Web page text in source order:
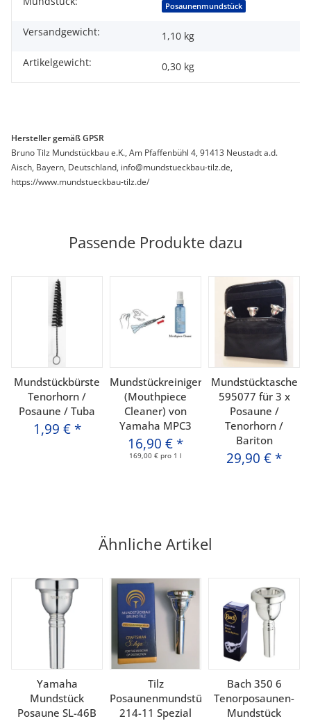
Produkteigenschaft
Wert Posaunenmundstück
Versandgewicht:
1,10 kg
Artikelgewicht:
0,30 kg
Hersteller gemäß GPSR
Bruno Tilz Mundstückbau e.K., Am Pfaffenbühl 4, 91413 Neustadt a.d.
Aisch, Bayern, Deutschland, info@mundstueckbau-tilz.de,
https://www.mundstueckbau-tilz.de/
Passende Produkte dazu
Mundstückbürste
Tenorhorn /
Posaune / Tuba
1,99 € *
Mundstückreiniger
(Mouthpiece
Cleaner) von
Yamaha MPC3
16,90 € *
169,00 € pro 1 l
Mundstücktasche
595077 für 3 x
Posaune /
Tenorhorn /
Bariton
29,90 € *
Ähnliche Artikel
Yamaha
Mundstück
Posaune SL-46B
Tilz
Posaunenmundstück
214-11 Spezial
Bach 350 6
Tenorposaunen-
Mundstück